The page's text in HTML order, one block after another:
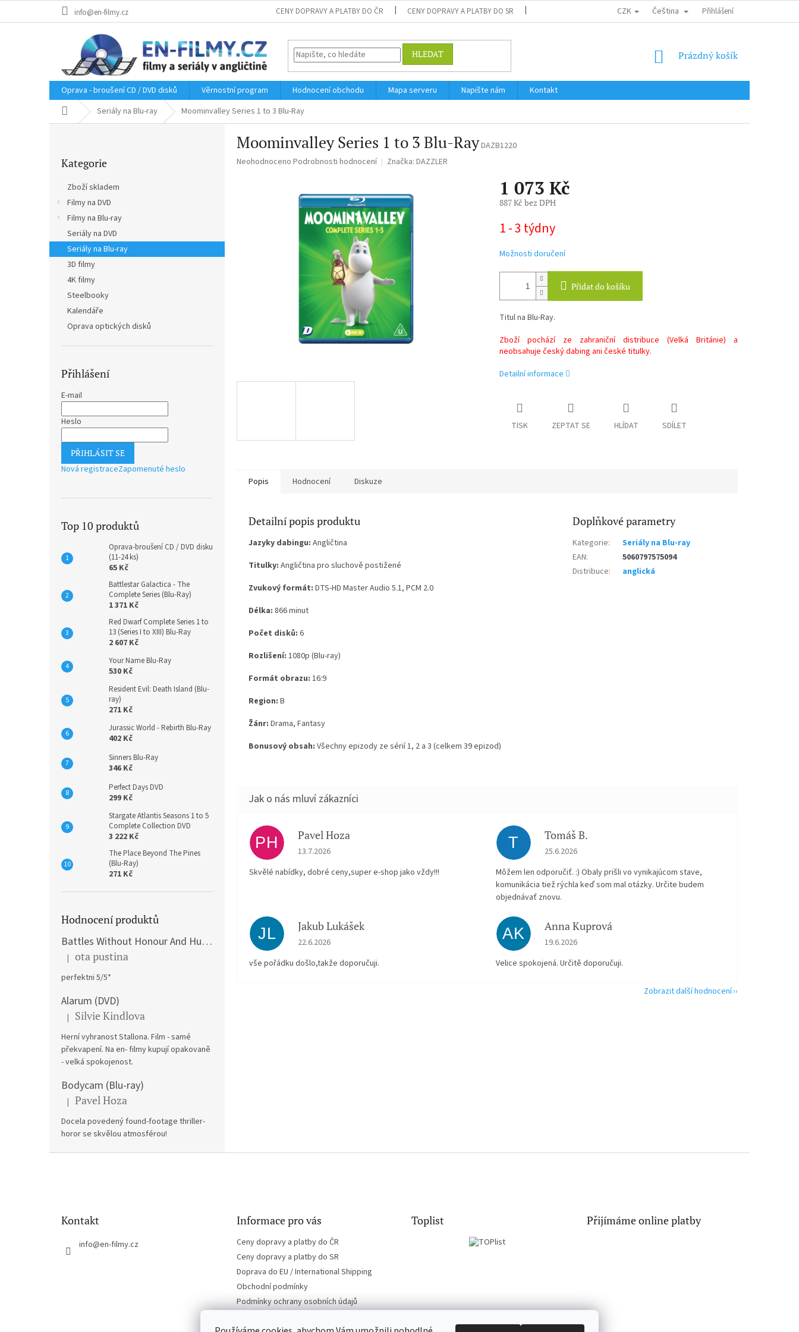
info@en-filmy.cz CENY DOPRAVY A PLATBY DO ČR CENY DOPRAVY A PLATBY DO SR DOPRAVA DO EU / INTERNATIONAL SHIPPING OBCHODNÍ PODMÍNKY
CZK Čeština Přihlášení
HLEDAT
NÁKUPNÍ
Prázdný košík
Oprava - broušení CD / DVD disků Věrnostní program Hodnocení obchodu Mapa serveru Napište nám
Kontakt
Domů Seriály na Blu-ray Moominvalley Series 1 to 3 Blu-Ray
a
kategorie
Kategorie
Zboží skladem
Filmy na DVD
Filmy na Blu-ray
Seriály na DVD
Seriály na Blu-ray
3D filmy
4K filmy
Steelbooky
Kalendáře
Oprava optických disků
Přihlášení
E-mail
Heslo
PŘIHLÁSIT SE
Nová registraceZapomenuté heslo
Top 10 produktů
Oprava-broušení CD / DVD disku
(11-24 ks)
65 Kč
Battlestar Galactica - The
Complete Series (Blu-Ray)
1 371 Kč
Red Dwarf Complete Series 1 to
13 (Series I to XIII) Blu-Ray
2 607 Kč
Your Name Blu-Ray
530 Kč
Resident Evil: Death Island (Blu-
ray)
271 Kč
Jurassic World - Rebirth Blu-Ray
402 Kč
Sinners Blu-Ray
346 Kč
Perfect Days DVD
299 Kč
Stargate Atlantis Seasons 1 to 5
Complete Collection DVD
3 222 Kč
The Place Beyond The Pines
(Blu-Ray)
271 Kč
Hodnocení produktů
Battles Without Honour And Humanity / Yakuza Graveyad / Street Mobster DVD
Hodnocení produktu je 5 z 5 hvězdiček.
| ota pustina
perfektni 5/5*
Alarum (DVD)
Hodnocení produktu je 5 z 5 hvězdiček.
| Silvie Kindlova
Herní vyhranost Stallona. Film - samé
překvapení. Na en- filmy kupují opakovaně
- velká spokojenost.
Bodycam (Blu-ray)
Hodnocení produktu je 5 z 5 hvězdiček.
| Pavel Hoza
Docela povedený found-footage thriller-
horor se skvělou atmosférou!
Moominvalley Series 1 to 3 Blu-RayDAZB1220
Průměrné
Neohodnoceno Podrobnosti hodnocení Značka: DAZZLER
1 073 Kč
887 Kč bez DPH
cena:
1 - 3 týdny
Možnosti doručení
Přidat do košíku
Titul na Blu-Ray.
Zboží pochází ze zahraniční distribuce (Velká Británie) a
neobsahuje český dabing ani české titulky.
Detailní informace
TISK ZEPTAT SE HLÍDAT SDÍLET
Popis Hodnocení Diskuze
Detailní popis produktu
Jazyky dabingu: Angličtina
Titulky: Angličtina pro sluchově postižené
Zvukový formát: DTS-HD Master Audio 5.1, PCM 2.0
Délka: 866 minut
Počet disků: 6
Rozlišení: 1080p (Blu-ray)
Formát obrazu: 16:9
Region: B
Žánr: Drama, Fantasy
Bonusový obsah: Všechny epizody ze sérií 1, 2 a 3 (celkem 39 epizod)
Doplňkové parametry
Kategorie:
Seriály na Blu-ray
EAN:
5060797575094
Distribuce: anglická
PH Pavel Hoza
Hodnocení obchodu je 5 z 5 hvězdiček.
13.7.2026
Skvělé nabídky, dobré ceny,super e-shop jako vždy!!!
T Tomáš B.
Hodnocení obchodu je 5 z 5 hvězdiček.
25.6.2026
Môžem len odporučiť. :) Obaly prišli vo vynikajúcom stave,
komunikácia tiež rýchla keď som mal otázky. Určite budem
objednávať znovu.
JL Jakub Lukášek
Hodnocení obchodu je 5 z 5 hvězdiček.
22.6.2026
vše pořádku došlo,takže doporučuji.
AK Anna Kuprová
Hodnocení obchodu je 5 z 5 hvězdiček.
19.6.2026
Velice spokojená. Určitě doporučuji.
Zobrazit další hodnocení
Kontakt
info@en-filmy.cz
Informace pro vás
Ceny dopravy a platby do ČR
Ceny dopravy a platby do SR
Doprava do EU / International Shipping
Obchodní podmínky
Podmínky ochrany osobních údajů
Toplist Přijímáme online platby